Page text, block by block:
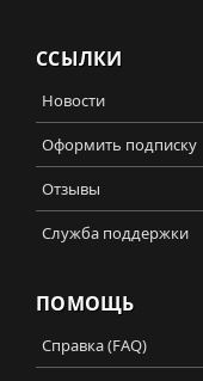
ССЫЛКИ
Новости
Оформить подписку
Отзывы
Служба поддержки
ПОМОЩЬ
Справка (FAQ)